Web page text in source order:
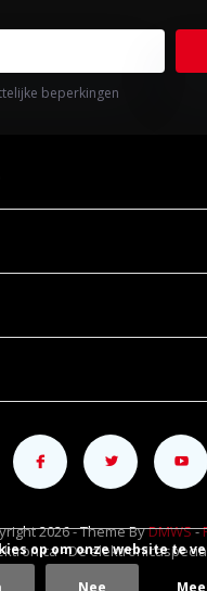
beperkingen
2026 - Theme ByDMWS-
- De
op om onze website te
Nee